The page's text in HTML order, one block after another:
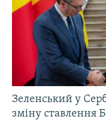
Зеленський у
зміну ставлення